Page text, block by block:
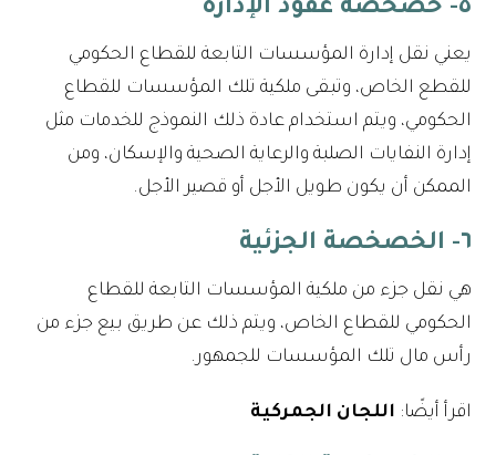
٥- خصخصة عقود الإدارة
يعني نقل إدارة المؤسسات التابعة للقطاع الحكومي
للقطع الخاص، وتبقى ملكية تلك المؤسسات للقطاع
الحكومي، ويتم استخدام عادة ذلك النموذج للخدمات مثل
إدارة النفايات الصلبة والرعاية الصحية والإسكان، ومن
الممكن أن يكون طويل الأجل أو قصير الأجل.
٦- الخصخصة الجزئية
هي نقل جزء من ملكية المؤسسات التابعة للقطاع
الحكومي للقطاع الخاص، ويتم ذلك عن طريق بيع جزء من
رأس مال تلك المؤسسات للجمهور.
اقرأ أيضًا: اللجان الجمركية